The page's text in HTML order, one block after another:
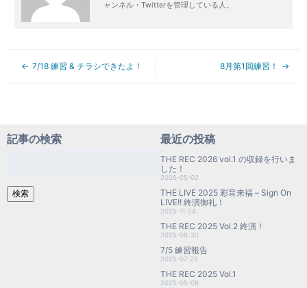
ャンネル・Twitterを管理している人。
7/18 練習 & チラシできたよ！ 8月第1回練習！
記事の検索
検索
最近の投稿
THE REC 2026 vol.1 の収録を行いま
した！
2026-05-02
THE LIVE 2025 彩音来福 – Sign On
LIVE!! 終演御礼！
2025-11-24
THE REC 2025 Vol.2 終演！
2025-08-30
7/5 練習報告
2025-07-26
THE REC 2025 Vol.1
2025-05-09